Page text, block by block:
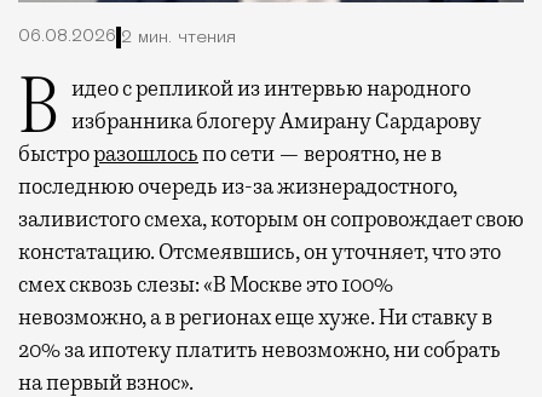
06.08.2026 2 мин. чтения
Видео с репликой из интервью народного избранника блогеру Амирану Сардарову
быстроразошлосьпо сети — вероятно, не в
последнюю очередь из-за жизнерадостного,
заливистого смеха, которым он сопровождает свою
констатацию. Отсмеявшись, он уточняет, что это
смех сквозь слезы: «В Москве это 100%
невозможно, а в регионах еще хуже. Ни ставку в
20% за ипотеку платить невозможно, ни собрать
на первый взнос».